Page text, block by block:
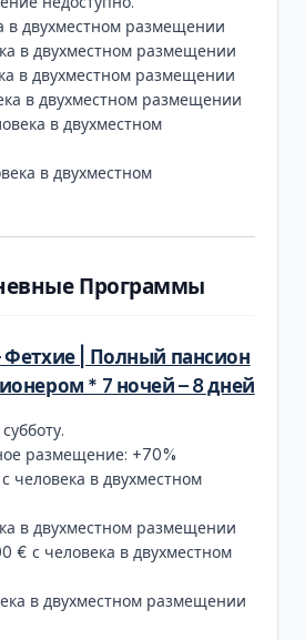
в двухместном размещении
в двухместном размещении
в двухместном размещении
в двухместном размещении
в двухместном
в двухместном
Программы
Фетхие | Полный пансион
* 7 ночей – 8 дней
размещение: +70%
человека в двухместном
в двухместном размещении
€ с человека в двухместном
в двухместном размещении